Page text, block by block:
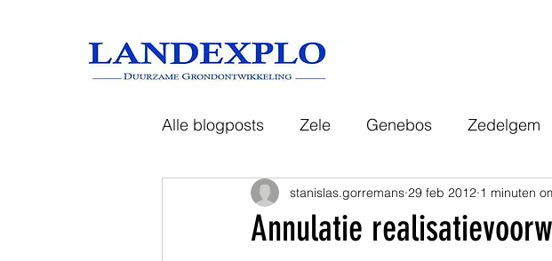
Alle blogposts Zele Genebos Zedelgem
Tongeren Aalst Hasselt- Ikea
Annulatie
stanislas.gorremans 29 feb 2012 1 minuten